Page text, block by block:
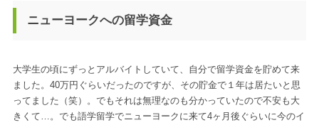
ニューヨークへの留学資金
大学生の頃にずっとアルバイトしていて、自分で留学資金を貯めて来
ました。40万円ぐらいだったのですが、その貯金で１年は居たいと思
ってました（笑）。でもそれは無理なのも分かっていたので不安も大
きくて…。でも語学留学でニューヨークに来て4ヶ月後ぐらいに今のイ